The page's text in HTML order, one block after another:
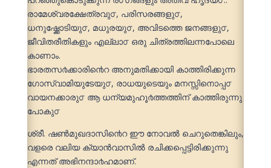
രാമേശ്വരക്ഷേത്രവു൦, പരിസരങ്ങളു൦,
ധനുഷ്ക്കോടിയു൦, മധുരയു൦, അവിടത്തെ ജനങ്ങളു൦,
ജീവിതരീതികളും എല്ലാ൦ ഒരു ചിത്രത്തിലന്നപോലെ
കാണാം.
ഭാരതസ൪ക്കാരി൯െറ അനുമതിക്കായി കാത്തിരിക്കുന്ന
ഗോസ്വാമിയുടേയു൦, രാധയുടെയും മനസ്സിനൊപ്പ൦
വായനക്കാരു൦ ആ ധന്യമുഹൂ൪ത്തത്തിന് കാത്തിരുന്നു
പോകു൦
ശ്രീ. ഷൺമുഖദാസി൯െറ ഈ നോവൽ ചെറുതെങ്കിലും,
വളരെ വലിയ ക്യാൻവാസിൽ രചിക്കപ്പെട്ടിരിക്കുന്നു
എന്നത് അഭിനന്ദാ൪ഹമാണ്.